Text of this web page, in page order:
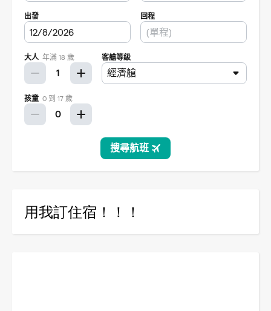
用我訂住宿！！！